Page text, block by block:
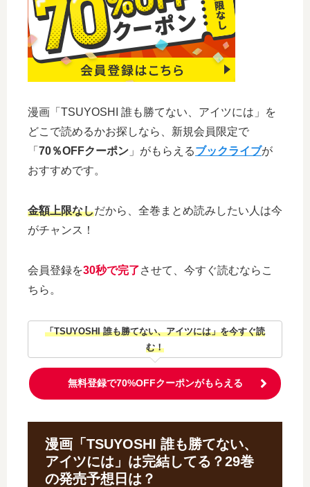
漫画「TSUYOSHI 誰も勝てない、アイツには」を
どこで読めるかお探しなら、新規会員限定で
「 70％OFFクーポン 」がもらえるブックライブが
おすすめです。
金額上限なしだから、全巻まとめ読みしたい人は今
がチャンス！
会員登録を30秒で完了させて、今すぐ読むならこ
ちら。
「TSUYOSHI 誰も勝てない、アイツには」を今すぐ読
む！
無料登録で70%OFFクーポンがもらえる
漫画「TSUYOSHI 誰も勝てない、
アイツには」は完結してる？29巻
の発売予想日は？